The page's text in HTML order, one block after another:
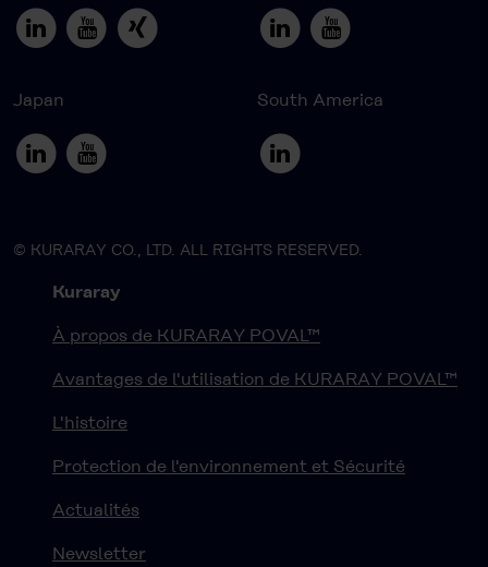
Japan South America
© KURARAY CO., LTD. ALL RIGHTS RESERVED.
Kuraray
À propos de KURARAY POVAL™
Avantages de l'utilisation de KURARAY POVAL™
L'histoire
Protection de l'environnement et Sécurité
Actualités
Newsletter